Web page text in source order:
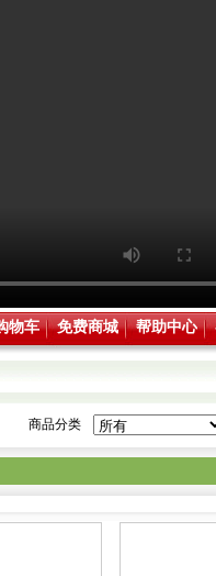
物车 免费商城 帮助中心
商品分类